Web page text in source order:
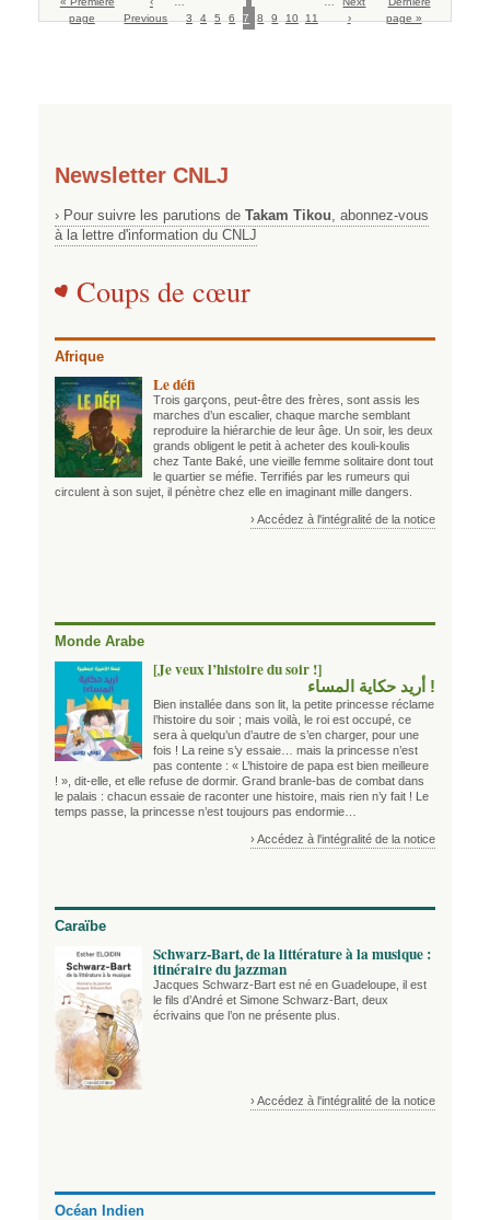
Pagination
page
page
précédente
Previous
3
4
5
6
courante
7
8
9
10
11
suivante
›
page
page »
Newsletter CNLJ
› Pour suivre les parutions de Takam Tikou, abonnez-vous
à la lettre d'information du CNLJ
Coups de cœur
Afrique
Le défi
Trois garçons, peut-être des frères, sont assis les
marches d’un escalier, chaque marche semblant
reproduire la hiérarchie de leur âge. Un soir, les deux
grands obligent le petit à acheter des kouli-koulis
chez Tante Baké, une vieille femme solitaire dont tout
le quartier se méfie. Terrifiés par les rumeurs qui
circulent à son sujet, il pénètre chez elle en imaginant mille dangers.
› Accédez à l'intégralité de la notice
Monde Arabe
[Je veux l’histoire du soir !]
! أريد حكاية المساء
Bien installée dans son lit, la petite princesse réclame
l’histoire du soir ; mais voilà, le roi est occupé, ce
sera à quelqu’un d’autre de s’en charger, pour une
fois ! La reine s’y essaie… mais la princesse n’est
pas contente : « L’histoire de papa est bien meilleure
! », dit-elle, et elle refuse de dormir. Grand branle-bas de combat dans
le palais : chacun essaie de raconter une histoire, mais rien n’y fait ! Le
temps passe, la princesse n’est toujours pas endormie…
› Accédez à l'intégralité de la notice
Caraïbe
Schwarz-Bart, de la littérature à la musique :
itinéraire du jazzman
Jacques Schwarz-Bart est né en Guadeloupe, il est
le fils d’André et Simone Schwarz-Bart, deux
écrivains que l’on ne présente plus.
› Accédez à l'intégralité de la notice
Océan Indien